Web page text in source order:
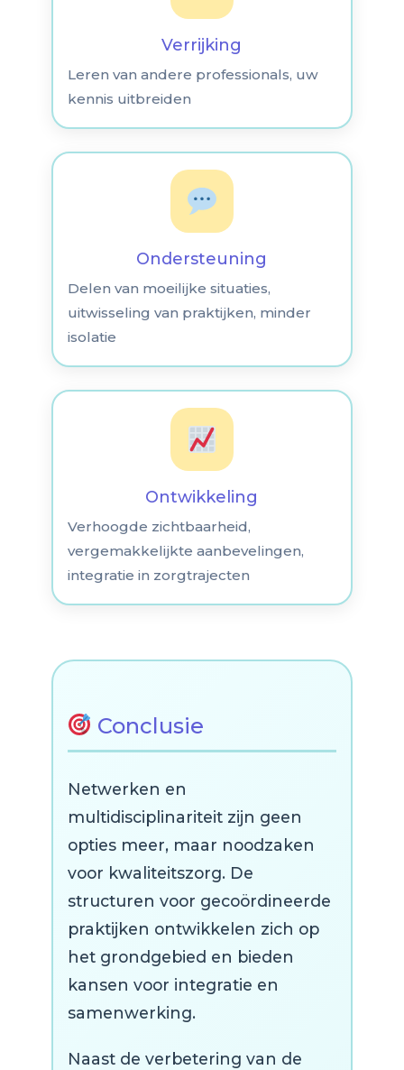
Verrijking
Leren van andere professionals, uw
kennis uitbreiden
Ondersteuning
Delen van moeilijke situaties,
uitwisseling van praktijken, minder
isolatie
Ontwikkeling
Verhoogde zichtbaarheid,
vergemakkelijkte aanbevelingen,
integratie in zorgtrajecten
Conclusie
Netwerken en
multidisciplinariteit zijn geen
opties meer, maar noodzaken
voor kwaliteitszorg. De
structuren voor gecoördineerde
praktijken ontwikkelen zich op
het grondgebied en bieden
kansen voor integratie en
samenwerking.
Naast de verbetering van de